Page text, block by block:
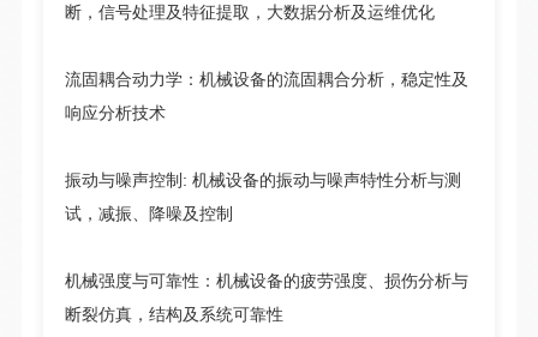
断，信号处理及特征提取，大数据分析及运维优化
流固耦合动力学：机械设备的流固耦合分析，稳定性及
响应分析技术
振动与噪声控制: 机械设备的振动与噪声特性分析与测
试，减振、降噪及控制
机械强度与可靠性：机械设备的疲劳强度、损伤分析与
断裂仿真，结构及系统可靠性